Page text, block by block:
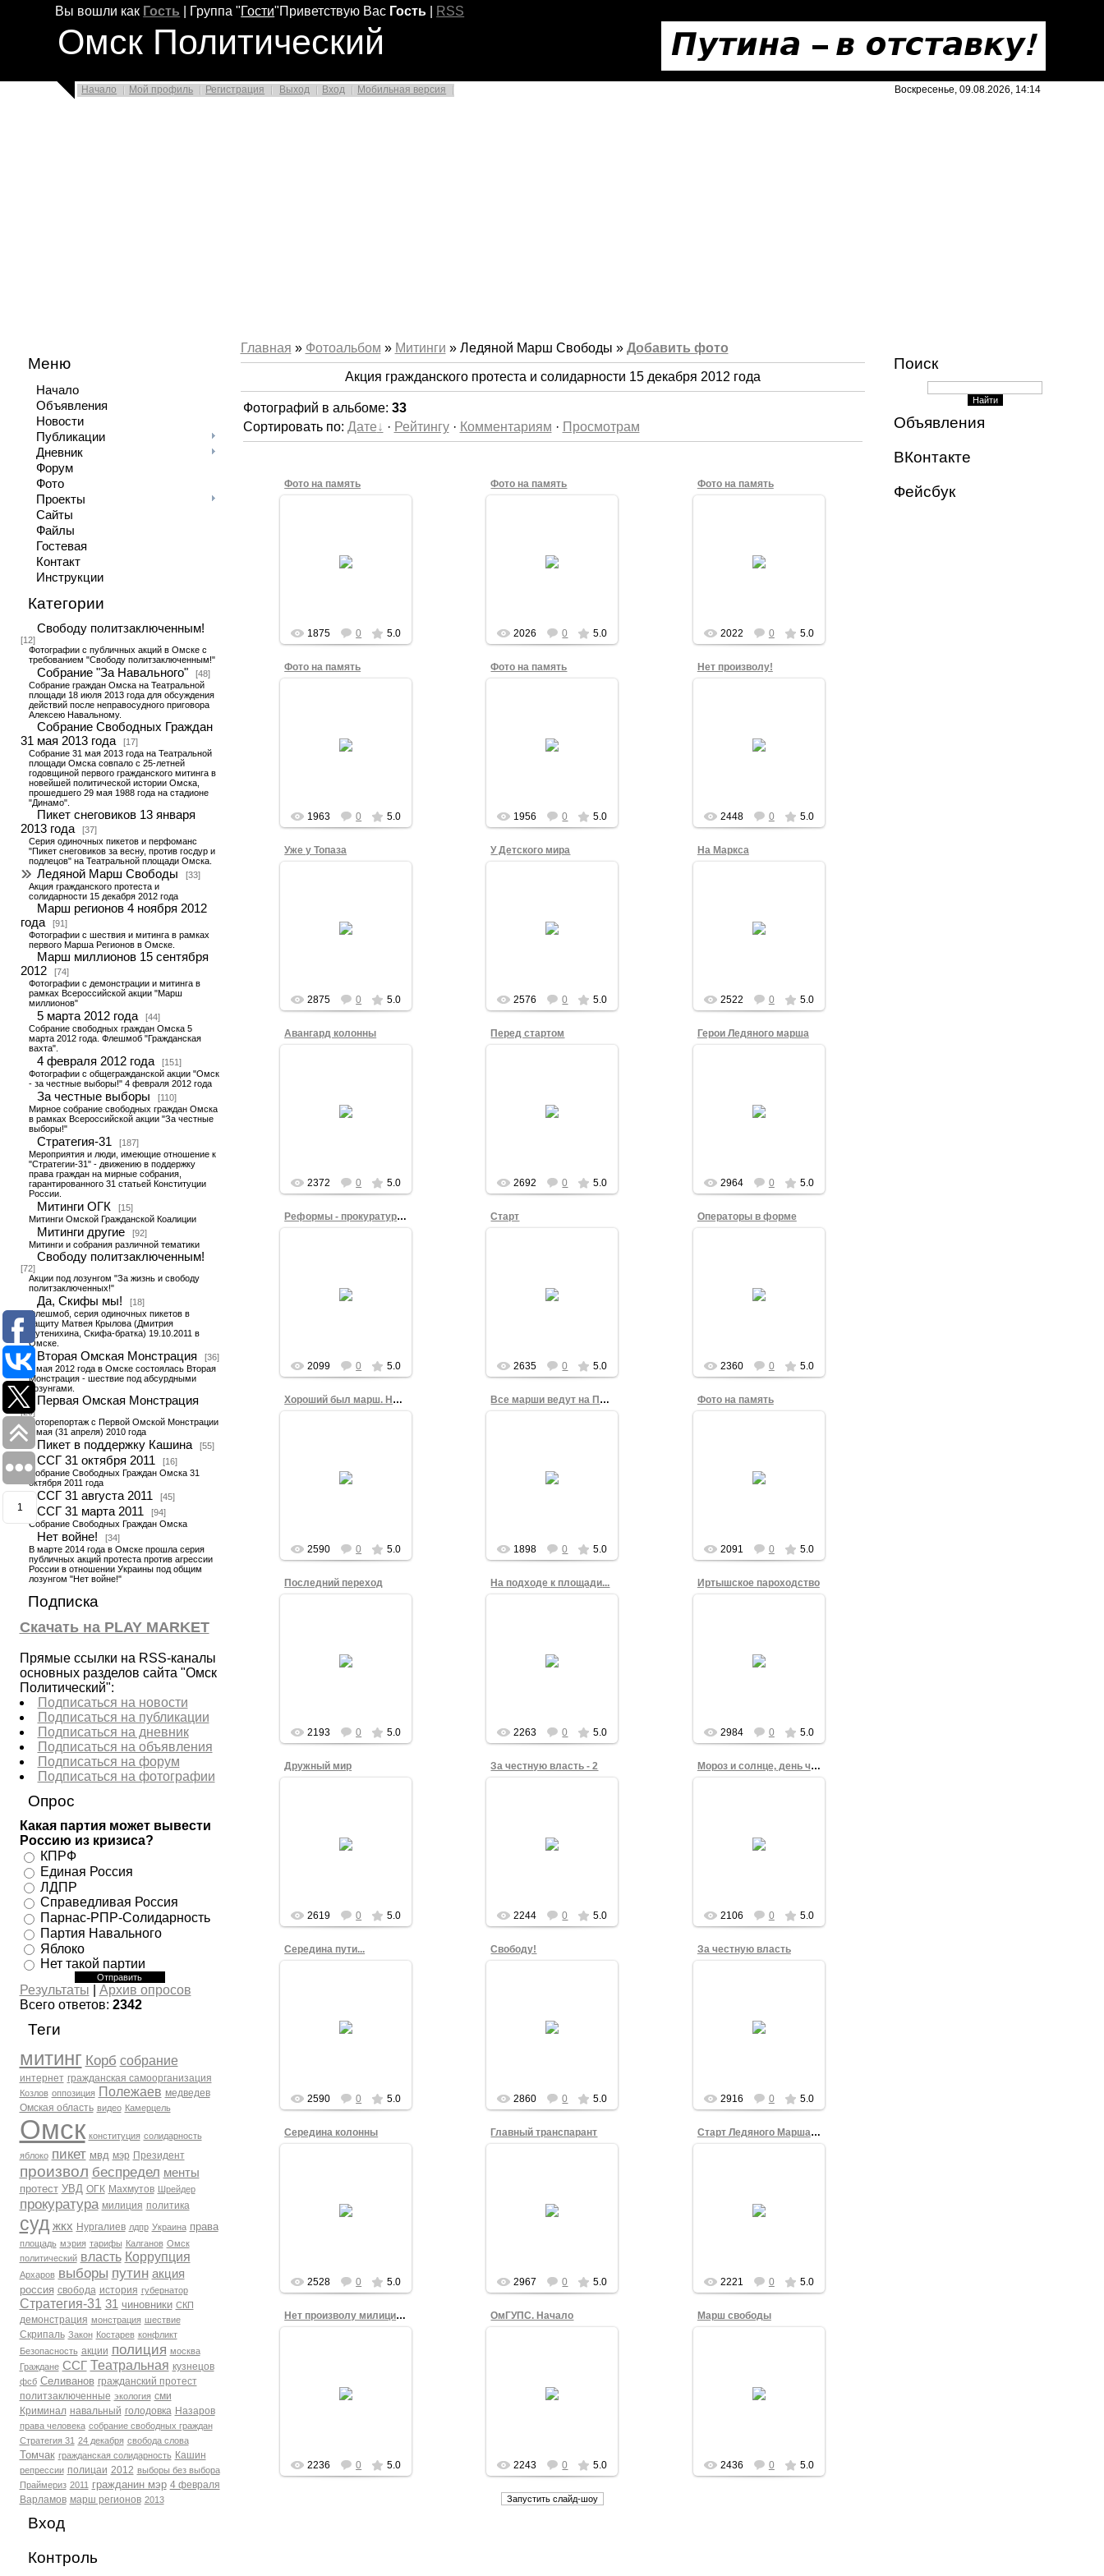
Вы вошли как Гость Группа "Гости"Приветствую Вас Гость RSS
Омск Политический
Начало Мой профиль Регистрация Выход Вход Мобильная версия Воскресенье, 09.08.2026, 14:14
Меню
Начало
Объявления
Новости
Публикации
Дневник
Форум
Фото
Проекты
Сайты
Файлы
Гостевая
Контакт
Инструкции
Категории
Свободу политзаключенным!
[12]
Фотографии с публичных акций в Омске с
требованием "Свободу политзаключенным!"
Собрание "За Навального"
[48]
Собрание граждан Омска на Театральной
площади 18 июля 2013 года для обсуждения
действий после неправосудного приговора
Алексею Навальному.
Собрание Свободных Граждан
31 мая 2013 года
[17]
Собрание 31 мая 2013 года на Театральной
площади Омска совпало с 25-летней
годовщиной первого гражданского митинга в
новейшей политической истории Омска,
прошедшего 29 мая 1988 года на стадионе
"Динамо".
Пикет снеговиков 13 января
2013 года
[37]
Серия одиночных пикетов и перфоманс
"Пикет снеговиков за весну, против госдур и
подлецов" на Театральной площади Омска.
Ледяной Марш Свободы
[33]
Акция гражданского протеста и
солидарности 15 декабря 2012 года
Марш регионов 4 ноября 2012
года
[91]
Фотографии с шествия и митинга в рамках
первого Марша Регионов в Омске.
Марш миллионов 15 сентября
2012
[74]
Фотографии с демонстрации и митинга в
рамках Всероссийской акции "Марш
миллионов"
5 марта 2012 года
[44]
Собрание свободных граждан Омска 5
марта 2012 года. Флешмоб "Гражданская
вахта".
4 февраля 2012 года
[151]
Фотографии с общегражданской акции "Омск
- за честные выборы!" 4 февраля 2012 года
За честные выборы
[110]
Мирное собрание свободных граждан Омска
в рамках Всероссийской акции "За честные
выборы!"
Стратегия-31
[187]
Мероприятия и люди, имеющие отношение к
"Стратегии-31" - движению в поддержку
права граждан на мирные собрания,
гарантированного 31 статьей Конституции
России.
Митинги ОГК
[15]
Митинги Омской Гражданской Коалиции
Митинги другие
[92]
Митинги и собрания различной тематики
Свободу политзаключенным!
[72]
Акции под лозунгом "За жизнь и свободу
политзаключенных!"
Да, Скифы мы!
[18]
Флешмоб, серия одиночных пикетов в
защиту Матвея Крылова (Дмитрия
Путенихина, Скифа-братка) 19.10.2011 в
Омске.
Вторая Омская Монстрация
[36]
1 мая 2012 года в Омске состоялась Вторая
Монстрация - шествие под абсурдными
лозунгами.
Первая Омская Монстрация
[29]
Фоторепортаж с Первой Омской Монстрации
1 мая (31 апреля) 2010 года
Пикет в поддержку Кашина [55]
ССГ 31 октября 2011
[16]
Собрание Свободных Граждан Омска 31
октября 2011 года
ССГ 31 августа 2011 [45]
ССГ 31 марта 2011
[94]
Собрание Свободных Граждан Омска
Нет войне!
[34]
В марте 2014 года в Омске прошла серия
публичных акций протеста против агрессии
России в отношении Украины под общим
лозунгом "Нет войне!"
Подписка
Скачать на PLAY MARKET
Прямые ссылки на RSS-каналы
основных разделов сайта "Омск
Политический":
Подписаться на новости
Подписаться на публикации
Подписаться на дневник
Подписаться на объявления
Подписаться на форум
Подписаться на фотографии
Опрос
Какая партия может вывести
Россию из кризиса?
КПРФ
Единая Россия
ЛДПР
Справедливая Россия
Парнас-РПР-Солидарность
Партия Навального
Яблоко
Нет такой партии
Результаты
Архив опросов
Всего ответов: 2342
Теги
митинг Корб собрание
интернет гражданская самоорганизация
Козлов оппозиция Полежаев медведев
Омская область видео Камерцель
Омск конституция солидарность
яблоко пикет мвд мэр Президент
произвол беспредел менты
протест УВД ОГК Махмутов Шрейдер
прокуратура милиция политика
суд жкх Нургалиев лдпр Украина права
площадь мэрия тарифы Калганов Омск
политический власть Коррупция
Архаров выборы путин акция
россия свобода история губернатор
Стратегия-31 31 чиновники СКП
демонстрация монстрация шествие
Скрипаль Закон Костарев конфликт
Безопасность акции полиция москва
Граждане ССГ Театральная кузнецов
фсб Селиванов гражданский протест
политзаключенные экология сми
Криминал навальный голодовка Назаров
права человека собрание свободных граждан
Стратегия 31 24 декабря свобода слова
Томчак гражданская солидарность Кашин
репрессии полицаи 2012 выборы без выбора
Праймериз 2011 гражданин мэр 4 февраля
Варламов марш регионов 2013
Вход
Контроль
1
Главная » Фотоальбом » Митинги » Ледяной Марш Свободы » Добавить фото
Акция гражданского протеста и солидарности 15 декабря 2012 года
Фотографий в альбоме: 33
Сортировать по: Дате · Рейтингу· Комментариям · Просмотрам
Фото на память
Логичное завершение
1875 0 5.0
Фото на память
Логичное завершение
2026 0 5.0
Фото на память
Логичное завершение
2022 0 5.0
Фото на память
Логичное завершение
1963 0 5.0
Фото на память
Логичное завершение
1956 0 5.0
Нет произволу!
А.Будыко и
2448 0 5.0
Уже у Топаза
Голова колонны во всей
2875 0 5.0
У Детского мира
Арьергард колонны
2576 0 5.0
На Маркса
Благополучно пройдет
2522 0 5.0
Авангард колонны
М.Подгурский и А.Будыко
с головным
2372 0 5.0
Перед стартом
мегафон работать.
2692 0 5.0
Герои Ледяного марша
Марша Свободы на
Театральной площади
2964 0 5.0
Реформы - прокуратуре и судам!
общегражданским
2099
0 5.0
Старт
Площадью Свободы.
Ледяной Марш Свободы
2635 0 5.0
Операторы в форме
Съёмочная группа
2360 0 5.0
Хороший был марш. Нормальный!
свободным общением
2590
0 5.0
Все марши ведут на Площадь Свободы
Площадью Свободы.
Ледяной Марш Свободы
1898 0 5.0
Фото на память
Марша Свободы встали
2091
0 5.0
Последний переход
последнему
2193 0 5.0
На подходе к площади...
"пл. Ленина"... Справа -
организатор
2263 0 5.0
Иртышское пароходство
проходит мимо офиса
Иртышского
2984 0 5.0
Дружный мир
остановку: около
2619 0 5.0
За честную власть - 2
температуре около -35
по Цельсию. Поэтому
2244 0 5.0
Мороз и солнце, день чудесный!
крупнейших остановок
2106
0 5.0
Середина пути...
до середины маршрута -
2590 0 5.0
Свободу!
было главным и на
2860
0 5.0
За честную власть
сохранился с прошлого
2916
0 5.0
Середина колонны
Ледяного Марша
Свободы шли со своими
2528 0 5.0
Главный транспарант
совести" организатор
Ледяного Марша
2967 0 5.0
Старт Ледяного Марша Свободы
Открывал колонну
2221
0 5.0
Нет произволу милиции-полиции
поэтому было довольно
2236
0 5.0
ОмГУПС. Начало
проходил по новому
маршруту, стартовав с
2243 0 5.0
Марш свободы
незаконной власти
2436 0 5.0
Поиск
Объявления
ВКонтакте
Фейсбук